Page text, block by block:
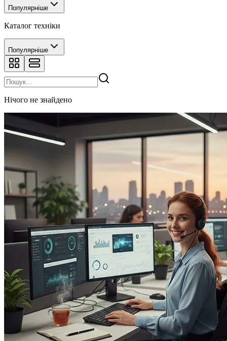
Популярніше
Каталог техніки
Популярніше
Нічого не знайдено